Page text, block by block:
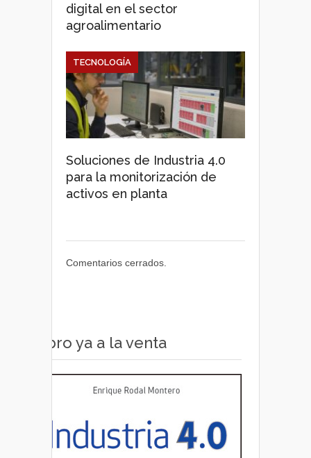
digital en el sector
agroalimentario
Soluciones de Industria 4.0
para la monitorización de
activos en planta
TECNOLOGÍA
Comentarios cerrados.
Libro ya a la venta